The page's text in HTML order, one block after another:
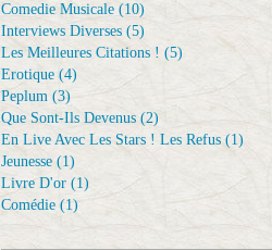
Comedie Musicale (10)
Interviews Diverses (5)
Les Meilleures Citations ! (5)
Erotique (4)
Peplum (3)
Que Sont-Ils Devenus (2)
En Live Avec Les Stars ! Les Refus (1)
Jeunesse (1)
Livre D'or (1)
Comédie (1)